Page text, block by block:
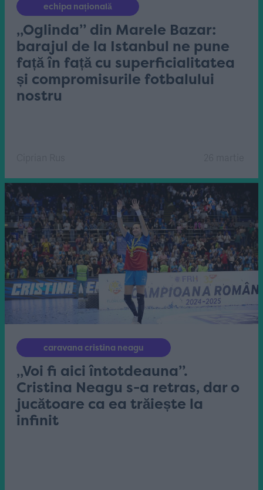
echipa națională
„Oglinda” din Marele Bazar:
barajul de la Istanbul ne pune
față în față cu superficialitatea
și compromisurile fotbalului
nostru
caravana cristina neagu
„Voi fi aici întotdeauna”.
Cristina Neagu s-a retras, dar o
jucătoare ca ea trăiește la
infinit